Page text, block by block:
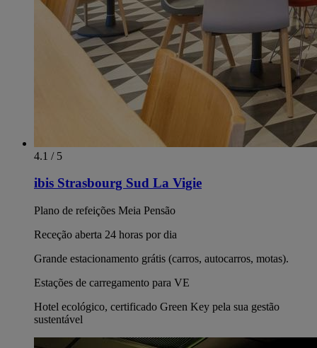
4.1 / 5
ibis Strasbourg Sud La Vigie
Plano de refeições Meia Pensão
Receção aberta 24 horas por dia
Grande estacionamento grátis (carros, autocarros, motas).
Estações de carregamento para VE
Hotel ecológico, certificado Green Key pela sua gestão
sustentável